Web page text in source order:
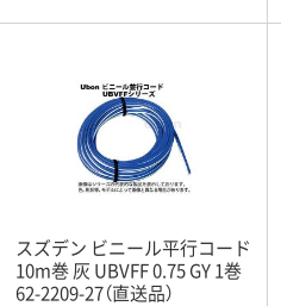
スズデン ビニール平行コード
10m巻 灰 UBVFF 0.75 GY 1巻
62-2209-27（直送品）